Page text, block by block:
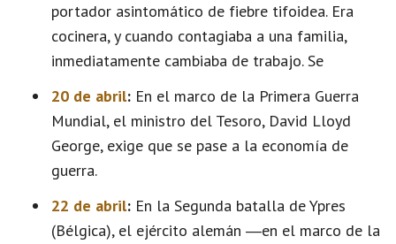
portador asintomático de fiebre tifoidea. Era
cocinera, y cuando contagiaba a una familia,
inmediatamente cambiaba de trabajo. Se
20 de abril: En el marco de la Primera Guerra
Mundial, el ministro del Tesoro, David Lloyd
George, exige que se pase a la economía de
guerra.
22 de abril: En la Segunda batalla de Ypres
(Bélgica), el ejército alemán ―en el marco de la